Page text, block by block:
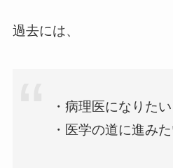
過去には、
・病理医になりたい
・医学の道に進み